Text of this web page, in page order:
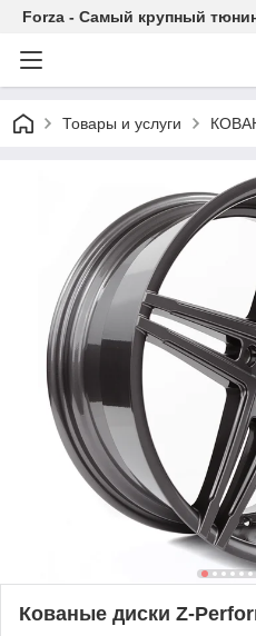
Forza - Самый крупный
Товары и услуги
Кованые диски Z-